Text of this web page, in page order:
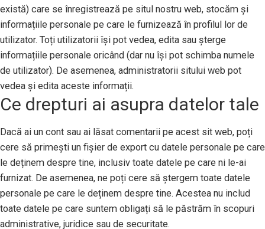
există) care se înregistrează pe situl nostru web, stocăm și
informațiile personale pe care le furnizează în profilul lor de
utilizator. Toți utilizatorii își pot vedea, edita sau șterge
informațiile personale oricând (dar nu își pot schimba numele
de utilizator). De asemenea, administratorii sitului web pot
vedea și edita aceste informații.
Ce drepturi ai asupra datelor tale
Dacă ai un cont sau ai lăsat comentarii pe acest sit web, poți
cere să primești un fișier de export cu datele personale pe care
le deținem despre tine, inclusiv toate datele pe care ni le-ai
furnizat. De asemenea, ne poți cere să ștergem toate datele
personale pe care le deținem despre tine. Acestea nu includ
toate datele pe care suntem obligați să le păstrăm în scopuri
administrative, juridice sau de securitate.